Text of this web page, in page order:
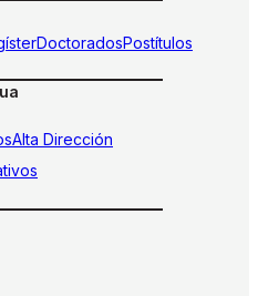
DoctoradosPostítulos
Alta Dirección